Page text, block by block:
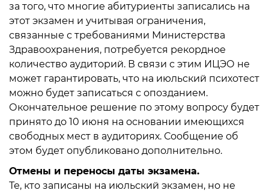
за того, что многие абитуриенты записались на
этот экзамен и учитывая ограничения,
связанные с требованиями Министерства
Здравоохранения, потребуется рекордное
количество аудиторий. В связи с этим ИЦЭО не
может гарантировать, что на июльский психотест
можно будет записаться с опозданием.
Окончательное решение по этому вопросу будет
принято до 10 июня на основании имеющихся
свободных мест в аудиториях. Сообщение об
этом будет опубликовано дополнительно.
Отмены и переносы даты экзамена.
Те, кто записаны на июльский экзамен, но не